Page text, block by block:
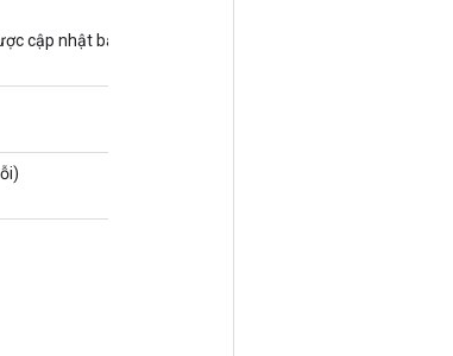
cập nhật bằng thuật toán tối ưu hóa